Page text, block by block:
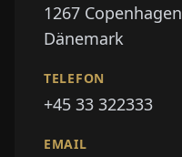
1267 Copenhagen
Dänemark
TELEFON
+45 33 322333
EMAIL